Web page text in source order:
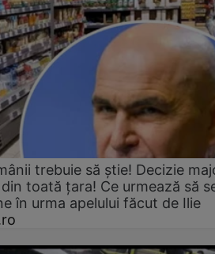
trebuie să știe! Decizie
toată țara! Ce urmează să
în urma apelului făcut de Ilie